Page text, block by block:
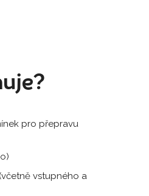
pro přepravu
vstupného a